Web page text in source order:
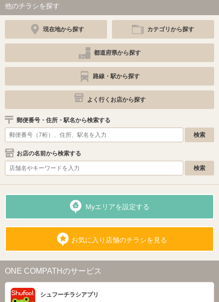
他のチラシを探す
現在地から探す カテゴリから探す
都道府県から探す
路線・駅から探す
よく行くお店から探す
郵便番号・住所・駅名から検索する
お店の名前から検索する
Myエリアを設定する
お気に入り店舗のチラシを見る
ONE COMPATHのサービス
シュフーチラシアプリ